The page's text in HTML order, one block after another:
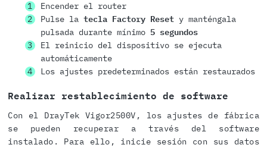
Encender el router
Pulse la tecla Factory Resety manténgala
pulsada durante mínimo 5 segundos
El reinicio del dispositivo se ejecuta
automáticamente
Los ajustes predeterminados están restaurados
Realizar restablecimiento de software
Con el DrayTek Vigor2500V, los ajustes de fábrica
se pueden recuperar a través del software
instalado. Para ello, inicie sesión con sus datos